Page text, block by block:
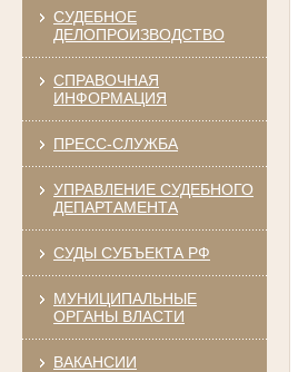
СУДЕБНОЕ
ДЕЛОПРОИЗВОДСТВО
СПРАВОЧНАЯ
ИНФОРМАЦИЯ
ПРЕСС-СЛУЖБА
УПРАВЛЕНИЕ СУДЕБНОГО
ДЕПАРТАМЕНТА
СУДЫ СУБЪЕКТА РФ
МУНИЦИПАЛЬНЫЕ
ОРГАНЫ ВЛАСТИ
ВАКАНСИИ